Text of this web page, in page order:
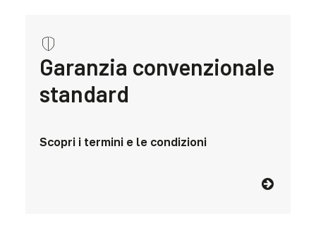
Garanzia convenzionale
standard
Scopri i termini e le condizioni